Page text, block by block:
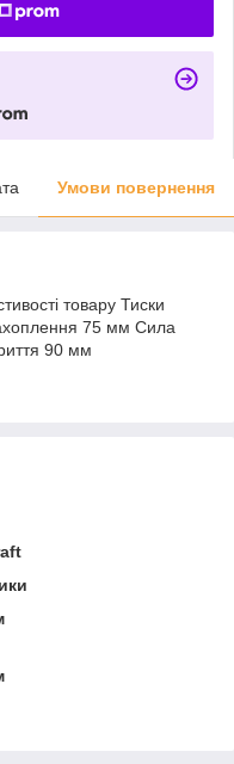
Умови повернення
товару Тиски
75 мм Сила
90 мм